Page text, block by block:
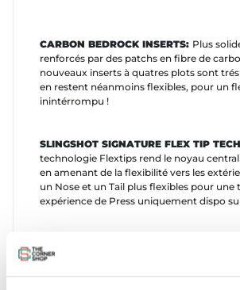
CARBON BEDROCK INSERTS: Plus
renforcés par des patchs en fibre de
nouveaux inserts à quatres plots sont
en restent néanmoins flexibles, pour un
inintérrompu !
SLINGSHOT SIGNATURE FLEX TIP
technologie Flextips rend le noyau
en amenant de la flexibilité vers les
un Nose et un Tail plus flexibles pour une
expérience de Press uniquement dispo
Notre Grind
pour résister aux rideurs les plus "Hards"